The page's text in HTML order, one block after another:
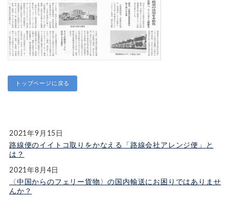
トップページに戻る
2021年9月15日
路線便のイイトコ取りをかなえる「路線会社アレンジ便」と
は？
2021年8月4日
〈中国からのフェリー貨物〉の国内輸送にお困りではありませ
んか？